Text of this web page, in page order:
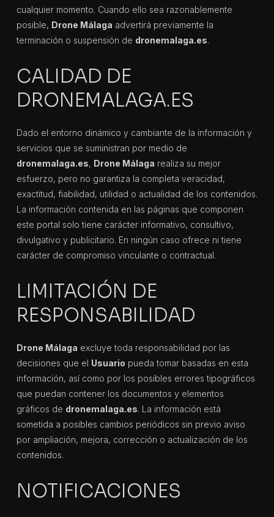
cualquier momento. Cuando ello sea razonablemente
posible, Drone Málaga advertirá previamente la
terminación o suspensión de dronemalaga.es.
CALIDAD DE
DRONEMALAGA.ES
Dado el entorno dinámico y cambiante de la información y
servicios que se suministran por medio de
dronemalaga.es, Drone Málaga realiza su mejor
esfuerzo, pero no garantiza la completa veracidad,
exactitud, fiabilidad, utilidad o actualidad de los contenidos.
La información contenida en las páginas que componen
este portal solo tiene carácter informativo, consultivo,
divulgativo y publicitario. En ningún caso ofrece ni tiene
carácter de compromiso vinculante o contractual.
LIMITACIÓN DE
RESPONSABILIDAD
Drone Málaga excluye toda responsabilidad por las
decisiones que el Usuario pueda tomar basadas en esta
información, así como por los posibles errores tipográficos
que puedan contener los documentos y elementos
gráficos de dronemalaga.es. La información está
sometida a posibles cambios periódicos sin previo aviso
por ampliación, mejora, corrección o actualización de los
contenidos.
NOTIFICACIONES